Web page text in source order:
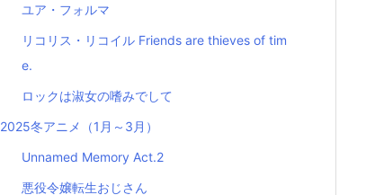
ユア・フォルマ
リコリス・リコイル Friends are thieves of tim
e.
ロックは淑女の嗜みでして
2025冬アニメ（1月～3月）
Unnamed Memory Act.2
悪役令嬢転生おじさん